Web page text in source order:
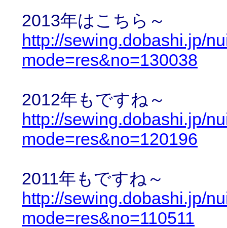
2013年はこちら～
http://sewing.dobashi.jp/
mode=res&no=130038
2012年もですね～
http://sewing.dobashi.jp/
mode=res&no=120196
2011年もですね～
http://sewing.dobashi.jp/
mode=res&no=110511